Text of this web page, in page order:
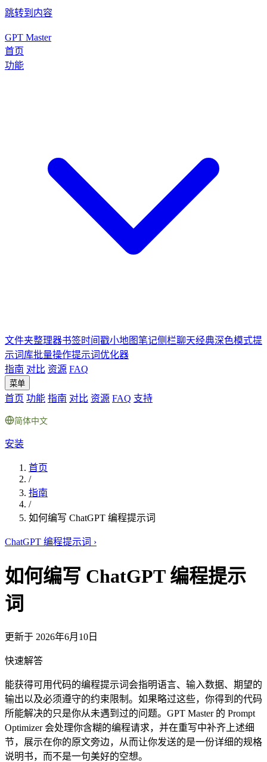
跳转到内容
GPT Master
首页
功能
文件夹整理器书签时间戳小地图笔记侧栏聊天经典深色模式提
示词库批量操作提示词优化器
指南 对比 资源 FAQ
菜单
首页 功能 指南 对比 资源 FAQ 支持
简体中文
安装
首页
/
指南
/
如何编写 ChatGPT 编程提示词
ChatGPT 编程提示词 ›
如何编写 ChatGPT 编程提示
词
更新于 2026年6月10日
快速解答
能获得可用代码的编程提示词会指明语言、输入数据、期望的
输出以及必须遵守的约束限制。如果略过这些，你得到的代码
所能解决的只是你从未遇到过的问题。GPT Master 的 Prompt
Optimizer 会处理你含糊的编程请求，并在重写中补齐上述细
节，展示在你的原文旁边，从而让你发送的是一份详细的规格
说明书，而不是一句美好的空想。